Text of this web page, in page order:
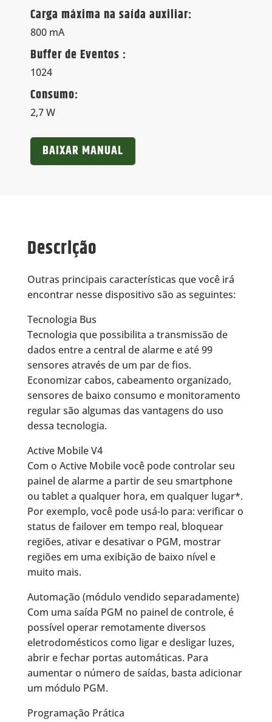
Carga máxima na saída auxiliar:
800 mA
Buffer de Eventos :
1024
Consumo:
2,7 W
BAIXAR MANUAL
Descrição
Outras principais características que você irá
encontrar nesse dispositivo são as seguintes:
Tecnologia Bus
Tecnologia que possibilita a transmissão de
dados entre a central de alarme e até 99
sensores através de um par de fios.
Economizar cabos, cabeamento organizado,
sensores de baixo consumo e monitoramento
regular são algumas das vantagens do uso
dessa tecnologia.
Active Mobile V4
Com o Active Mobile você pode controlar seu
painel de alarme a partir de seu smartphone
ou tablet a qualquer hora, em qualquer lugar*.
Por exemplo, você pode usá-lo para: verificar o
status de failover em tempo real, bloquear
regiões, ativar e desativar o PGM, mostrar
regiões em uma exibição de baixo nível e
muito mais.
Automação (módulo vendido separadamente)
Com uma saída PGM no painel de controle, é
possível operar remotamente diversos
eletrodomésticos como ligar e desligar luzes,
abrir e fechar portas automáticas. Para
aumentar o número de saídas, basta adicionar
um módulo PGM.
Programação Prática